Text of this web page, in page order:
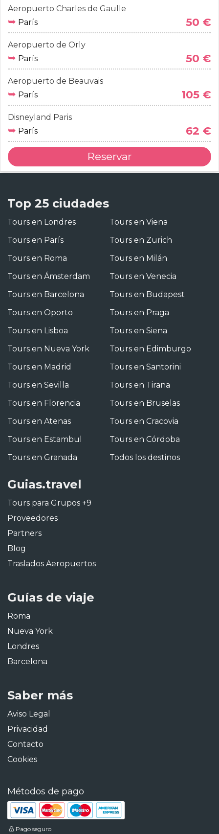
Aeropuerto Charles de Gaulle
➥ París 50 €
Aeropuerto de Orly
➥ París 50 €
Aeropuerto de Beauvais
➥ París 105 €
Disneyland Paris
➥ París 62 €
Reservar
Top 25 ciudades
Tours en Londres
Tours en París
Tours en Roma
Tours en Ámsterdam
Tours en Barcelona
Tours en Oporto
Tours en Lisboa
Tours en Nueva York
Tours en Madrid
Tours en Sevilla
Tours en Florencia
Tours en Atenas
Tours en Estambul
Tours en Granada
Tours en Viena
Tours en Zurich
Tours en Milán
Tours en Venecia
Tours en Budapest
Tours en Praga
Tours en Siena
Tours en Edimburgo
Tours en Santorini
Tours en Tirana
Tours en Bruselas
Tours en Cracovia
Tours en Córdoba
Todos los destinos
Guias.travel
Tours para Grupos +9
Proveedores
Partners
Blog
Traslados Aeropuertos
Guías de viaje
Roma
Nueva York
Londres
Barcelona
Saber más
Aviso Legal
Privacidad
Contacto
Cookies
Métodos de pago
Pago seguro